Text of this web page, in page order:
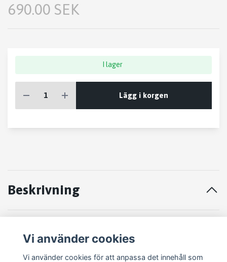
690.00 SEK
I lager
Lägg i korgen
Beskrivning
Vi använder cookies
Vi använder cookies för att anpassa det innehåll som